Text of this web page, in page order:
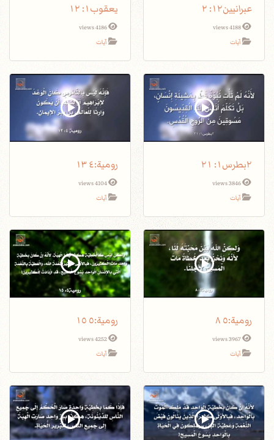
عبرانيين١٢: ٢
4188 views
آيات
يعقوب١: ١٢
4186 views
آيات
٢بطرس١: ٢١
3846 views
آيات
4104 views
آيات
3967 views
آيات
4252 views
آيات